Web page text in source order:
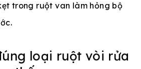
trong ruột van làm hỏng bộ
loại ruột vòi rửa